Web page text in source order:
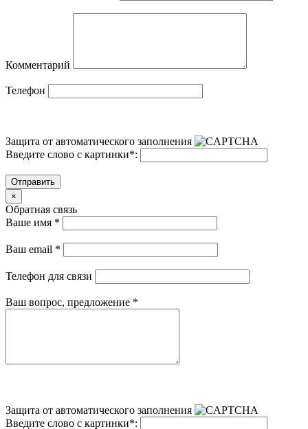
Комментарий
Телефон
Защита от автоматического заполнения
Введите слово с картинки*:
Отправить
×
Обратная связь
Ваше имя *
Ваш email *
Телефон для связи
Ваш вопрос, предложение *
Защита от автоматического заполнения
Введите слово с картинки*: